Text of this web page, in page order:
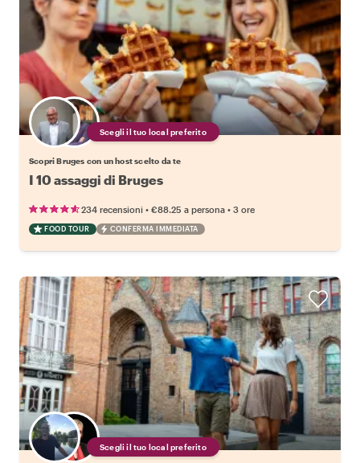
Scegli il tuo local preferito
Scopri Bruges con un host scelto da te
I 10 assaggi di Bruges
234 recensioni • €88.25 a persona • 3 ore
FOOD TOUR CONFERMA IMMEDIATA
Scegli il tuo local preferito